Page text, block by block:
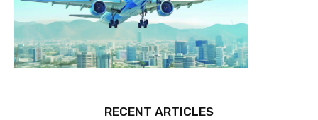
RECENT ARTICLES